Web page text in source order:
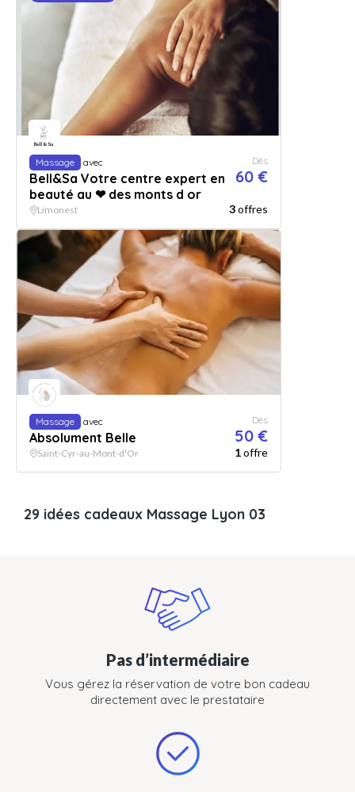
Massage avec
Bell&Sa Votre centre expert en
beauté au ❤ des monts d or
Dès
60 €
Limonest 3offres
Massage avec
Absolument Belle
Dès
50 €
Saint-Cyr-au-Mont-d'Or 1offre
29 idées cadeaux Massage Lyon 03
Pas d’intermédiaire
Vous gérez la réservation de votre bon cadeau
directement avec le prestataire